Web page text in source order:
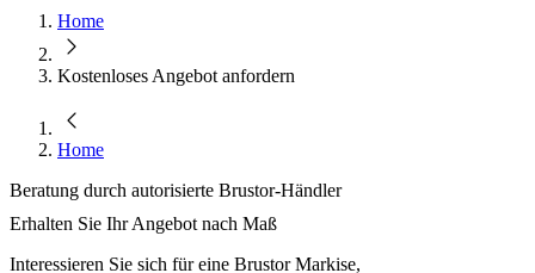
Home
Kostenloses Angebot anfordern
Home
Beratung durch autorisierte Brustor-Händler
Erhalten Sie Ihr Angebot nach Maß
Interessieren Sie sich für eine Brustor Markise,